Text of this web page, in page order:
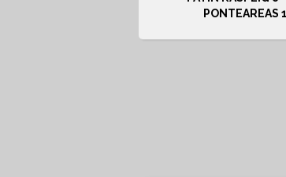
PONTEAREAS 1